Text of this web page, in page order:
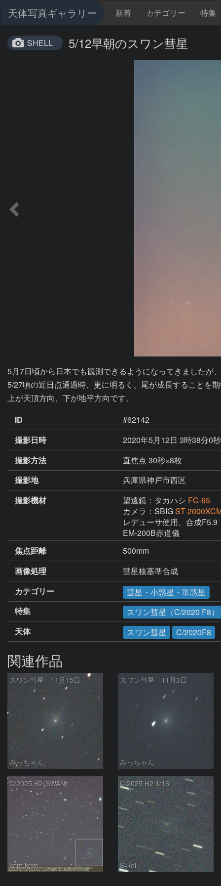
天体写真ギャラリー 新着 カテゴリー 特集
SHELL 5/12早朝のスワン彗星
5月7日頃から日本でも観測できるようになってきましたが
5/27頃の近日点通過時、更に明るく、尾が成長することを
上が天頂方向、下が地平方向です。
ID
#62142
撮影日時
2020年5月12日 3時38分0
撮影方法
直焦点 30秒×8枚
撮影地
兵庫県神戸市西区
撮影機材
望遠鏡：タカハシ FC-65
カメラ：SBIGST-
レデューサ使用、合成F5.9
EM-200B赤道儀
焦点距離
500mm
画像処理
彗星核基準合成
カテゴリー
彗星・小惑星・準惑星
特集
スワン彗星（C/2020 F8）
天体
スワン彗星 C/2020F8
関連作品
スワン彗星 11月15日
みっちゃん
スワン彗星 11月3日
みっちゃん
C/2025 R2(SWAN)
kem.kem
C/2025 R2 1/16
S-kei